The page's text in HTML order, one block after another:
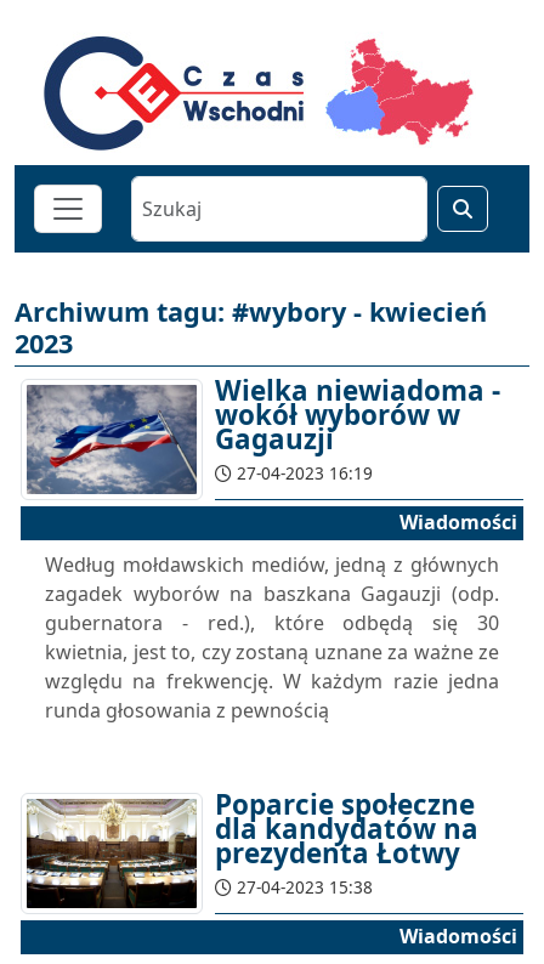
Archiwum tagu: #wybory - kwiecień
2023
Wielka niewiadoma -
wokół wyborów w
Gagauzji
27-04-2023 16:19
Wiadomości
Według mołdawskich mediów, jedną z głównych
zagadek wyborów na baszkana Gagauzji (odp.
gubernatora - red.), które odbędą się 30
kwietnia, jest to, czy zostaną uznane za ważne ze
względu na frekwencję. W każdym razie jedna
runda głosowania z pewnością
Poparcie społeczne
dla kandydatów na
prezydenta Łotwy
27-04-2023 15:38
Wiadomości